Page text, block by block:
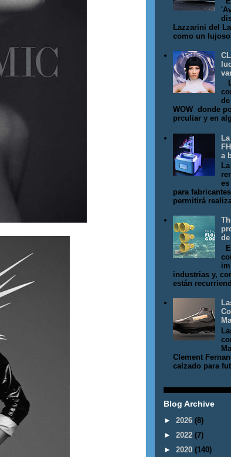
Lazzarini del
como un
WOW donde
prculiar y en
a
para
permitirá
industrias y,
están
Clement
calzado para
Blog Archive
► 2026 (8)
► 2022 (7)
► 2020 (140)